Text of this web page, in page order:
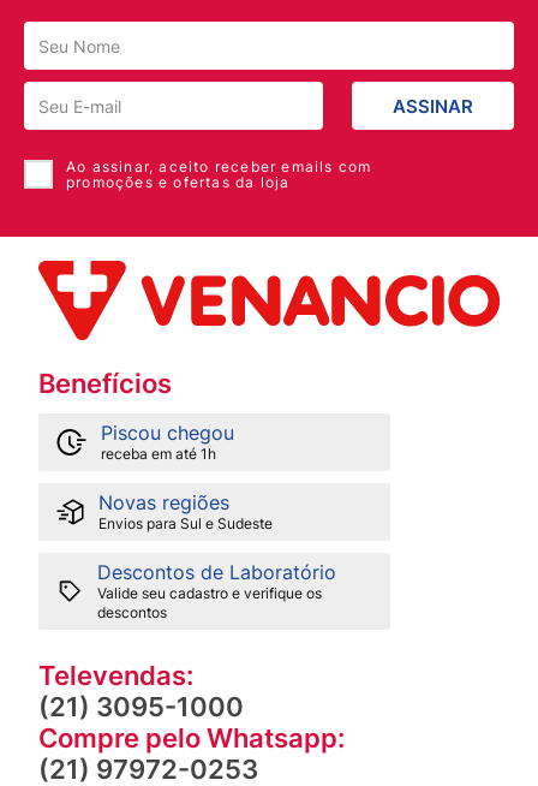
ASSINAR
Ao assinar, aceito receber emails com
promoções e ofertas da loja
Benefícios
Piscou chegou
receba em até 1h
Novas regiões
Envios para Sul e Sudeste
Descontos de Laboratório
Valide seu cadastro e verifique os
descontos
Televendas:
(21) 3095-1000
Compre pelo Whatsapp:
(21) 97972-0253